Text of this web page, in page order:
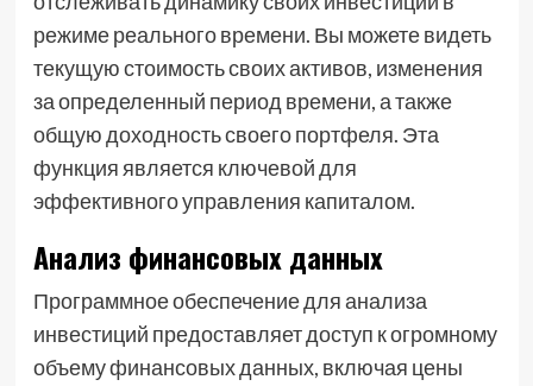
режиме реального времени. Вы можете видеть
текущую стоимость своих активов, изменения
за определенный период времени, а также
общую доходность своего портфеля. Эта
функция является ключевой для
эффективного управления капиталом.
Анализ финансовых данных
Программное обеспечение для анализа
инвестиций предоставляет доступ к огромному
объему финансовых данных, включая цены